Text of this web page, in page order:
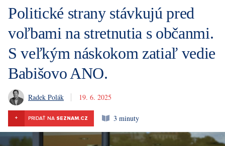
Politické strany stávkujú pred
voľbami na stretnutia s občanmi.
S veľkým náskokom zatiaľ vedie
Babišovo ANO.
Radek Polák 19. 6. 2025
+ PRIDAŤ NA SEZNAM.CZ 3 minuty